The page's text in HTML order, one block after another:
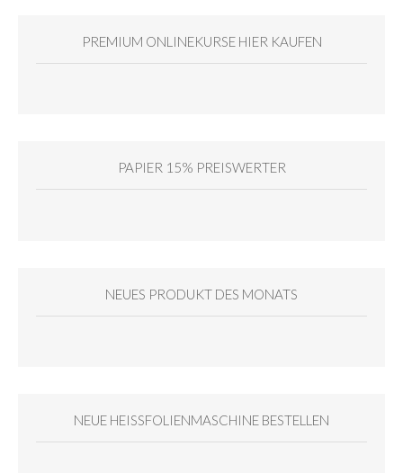
PREMIUM ONLINEKURSE HIER KAUFEN
PAPIER 15% PREISWERTER
NEUES PRODUKT DES MONATS
NEUE HEISSFOLIENMASCHINE BESTELLEN